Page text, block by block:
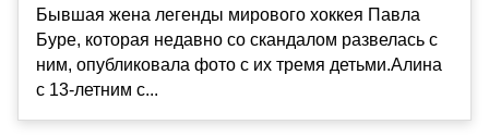
Бывшая жена легенды мирового хоккея Павла
Буре, которая недавно со скандалом развелась с
ним, опубликовала фото с их тремя детьми.Алина
с 13-летним с...